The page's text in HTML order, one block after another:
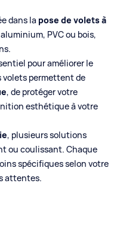
dans la pose de volets à
PVC ou bois,
pour améliorer le
volets permettent de
, de protéger votre
esthétique à votre
, plusieurs solutions
ou coulissant. Chaque
spécifiques selon votre
attentes.